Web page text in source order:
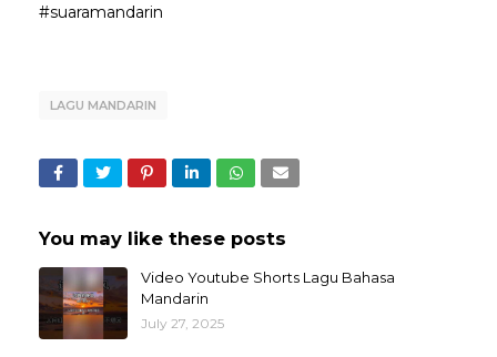
#suaramandarin
LAGU MANDARIN
You may like these posts
Video Youtube Shorts Lagu Bahasa
Mandarin
July 27, 2025